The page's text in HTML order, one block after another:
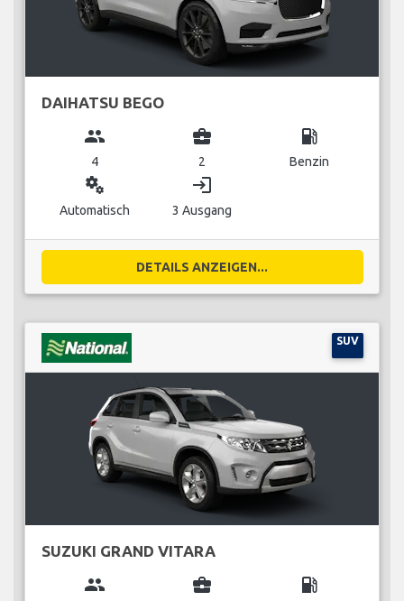
DAIHATSU BEGO
group
4
business_center
2
local_gas_station
Benzin
miscellaneous_services
Automatisch
login
3 Ausgang
DETAILS ANZEIGEN...
SUV
SUZUKI GRAND VITARA
group business_center local_gas_station